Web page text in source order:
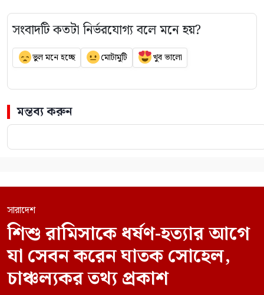
সংবাদটি কতটা নির্ভরযোগ্য বলে মনে হয়?
ভুল মনে হচ্ছে মোটামুটি খুব ভালো
মন্তব্য করুন
সারাদেশ
শিশু রামিসাকে ধর্ষণ-হত্যার আগে
যা সেবন করেন ঘাতক সোহেল,
চাঞ্চল্যকর তথ্য প্রকাশ